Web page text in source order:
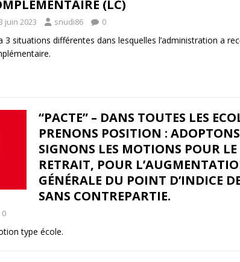
(LC)
juin 2023 snudi86 0
3 situations différentes dans lesquelles l’administration a
“PACTE” – DANS TOUTES LES
PRENONS POSITION :
SIGNONS LES MOTIONS POUR LE
RETRAIT, POUR
GÉNÉRALE DU POINT D’INDICE
SANS CONTREPARTIE.
0
type école.